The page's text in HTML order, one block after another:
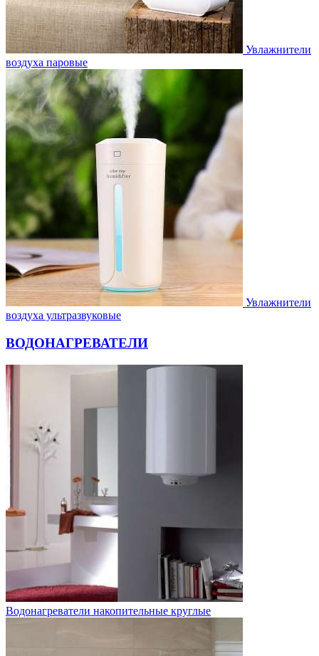
Увлажнители
воздуха паровые
Увлажнители
воздуха ультразвуковые
ВОДОНАГРЕВАТЕЛИ
Водонагреватели накопительные круглые